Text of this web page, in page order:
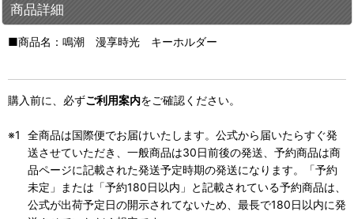
商品詳細
■商品名：鳴潮 漫享時光 キーホルダー
購入前に、必ずご利用案内をご確認ください。
全商品は国際便でお届けいたします。公式から届いたらすぐ発
送させていただき、一般商品は30日前後の発送、予約商品は商
品ページに記載された発送予定時期の発送になります。「予約
未定」または「予約180日以内」と記載されている予約商品は、
公式が出荷予定日の開示されてないため、最長で180日以内に発